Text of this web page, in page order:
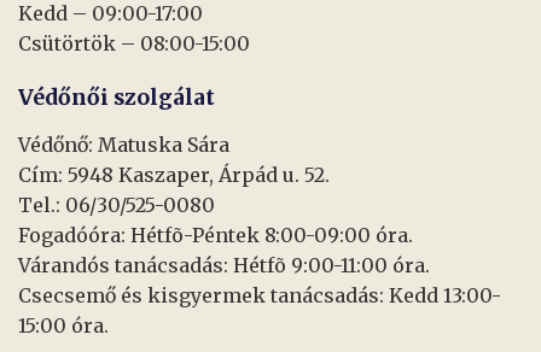
Kedd – 09:00-17:00
Csütörtök – 08:00-15:00
Védőnői szolgálat
Védőnő: Matuska Sára
Cím: 5948 Kaszaper, Árpád u. 52.
Tel.: 06/30/525-0080
Fogadóóra: Hétfõ-Péntek 8:00-09:00 óra.
Várandós tanácsadás: Hétfõ 9:00-11:00 óra.
Csecsemő és kisgyermek tanácsadás: Kedd 13:00-
15:00 óra.